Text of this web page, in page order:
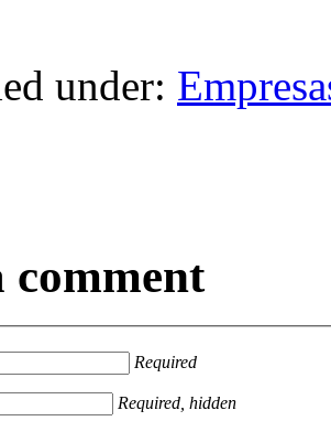
under:
comment
Required
Required, hidden